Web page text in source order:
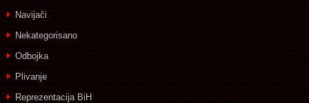
Navijači
Nekategorisano
Odbojka
Plivanje
Reprezentacija BiH